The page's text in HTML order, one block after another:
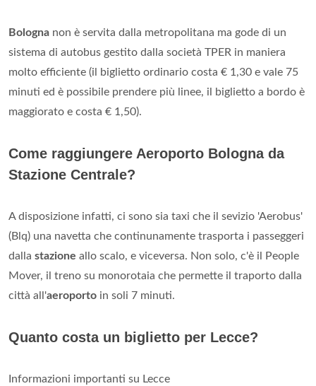
Bologna non è servita dalla metropolitana ma gode di un
sistema di autobus gestito dalla società TPER in maniera
molto efficiente (il biglietto ordinario costa € 1,30 e vale 75
minuti ed è possibile prendere più linee, il biglietto a bordo è
maggiorato e costa € 1,50).
Come raggiungere Aeroporto Bologna da
Stazione Centrale?
A disposizione infatti, ci sono sia taxi che il sevizio 'Aerobus'
(Blq) una navetta che continunamente trasporta i passeggeri
dalla stazione allo scalo, e viceversa. Non solo, c'è il People
Mover, il treno su monorotaia che permette il traporto dalla
città all'aeroporto in soli 7 minuti.
Quanto costa un biglietto per Lecce?
Informazioni importanti su Lecce